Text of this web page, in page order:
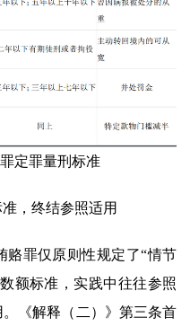
定罪量刑标准
，终结参照适用
赂罪仅原则性规定了“情节
额标准，实践中往往参照
《解释（二）》第三条首